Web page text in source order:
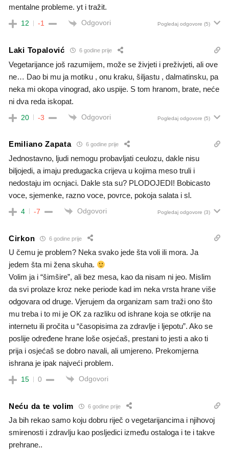
mentalne probleme. yt i tražit.
12 -1 Odgovori Pogledaj odgovore (5)
Laki Topalović 6 godine prije
Vegetarijance još razumijem, može se živjeti i preživjeti, ali ove
ne… Dao bi mu ja motiku , onu kraku, šiljastu , dalmatinsku, pa
neka mi okopa vinograd, ako uspije. S tom hranom, brate, neće
ni dva reda iskopat.
20 -3 Odgovori Pogledaj odgovore (5)
Emiliano Zapata 6 godine prije
Jednostavno, ljudi nemogu probavljati ceulozu, dakle nisu
biljojedi, a imaju predugacka crijeva u kojima meso truli i
nedostaju im ocnjaci. Dakle sta su? PLODOJEDI! Bobicasto
voce, sjemenke, razno voce, povrce, pokoja salata i sl.
4 -7 Odgovori Pogledaj odgovore (3)
Cirkon 6 godine prije
U čemu je problem? Neka svako jede šta voli ili mora. Ja
jedem šta mi žena skuha.
Volim ja i “šimšire”, ali bez mesa, kao da nisam ni jeo. Mislim
da svi prolaze kroz neke periode kad im neka vrsta hrane više
odgovara od druge. Vjerujem da organizam sam traži ono što
mu treba i to mi je OK za razliku od ishrane koja se otkrije na
internetu ili pročita u “časopisima za zdravlje i ljepotu”. Ako se
poslije određene hrane loše osjećaš, prestani to jesti a ako ti
prija i osjećaš se dobro navali, ali umjereno. Prekomjerna
ishrana je ipak najveći problem.
15 0 Odgovori
Neću da te volim 6 godine prije
Ja bih rekao samo koju dobru riječ o vegetarijancima i njihovoj
smirenosti i zdravlju kao posljedici između ostaloga i te i takve
prehrane..